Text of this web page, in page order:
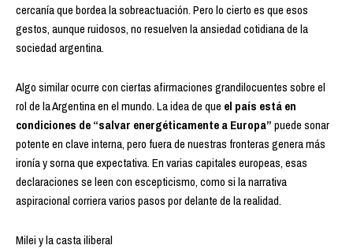
cercanía que bordea la sobreactuación. Pero lo cierto es que esos
gestos, aunque ruidosos, no resuelven la ansiedad cotidiana de la
sociedad argentina.
Algo similar ocurre con ciertas afirmaciones grandilocuentes sobre el
rol de la Argentina en el mundo. Laidea de que el país está en
condiciones de “salvar energéticamente a Europa”puede sonar
potente en clave interna, pero fuera de nuestras fronteras genera más
ironía y sorna que expectativa. En varias capitales europeas, esas
declaraciones se leen con escepticismo, como si la narrativa
aspiracional corriera varios pasos por delante de la realidad.
Milei y la casta iliberal